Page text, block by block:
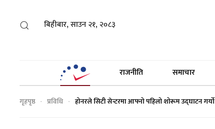
बिहीबार, साउन २१, २०८३
राजनीति समाचार
गृहपृष्ठ प्रविधि होनरले सिटी सेन्टरमा आफ्नो पहिलो शोरूम उद्घाटन गर्यो